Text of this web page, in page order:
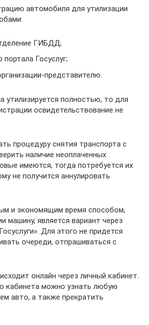
автомобиля для утилизации
ГИБДД;
Госуслуг;
представителю.
утилизируется полностью, то для
освидетельствование не
процедуру снятия транспорта с
наличие неоплаченных
имеются, тогда потребуется их
не получится аннулировать
и экономящим время способом,
машину, является вариант через
Для этого не придется
очереди, отпрашиваться с
онлайн через личный кабинет.
кабинета можно узнать любую
авто, а также прекратить